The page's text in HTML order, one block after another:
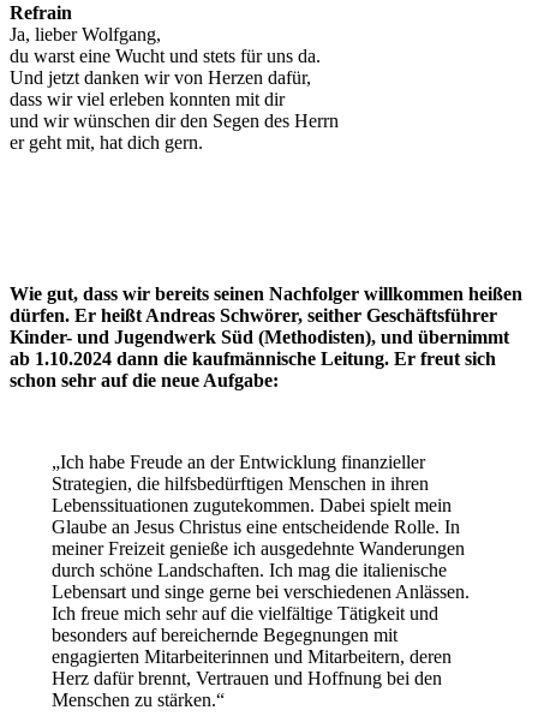
Refrain
Ja, lieber Wolfgang,
du warst eine Wucht und stets für uns da.
Und jetzt danken wir von Herzen dafür,
dass wir viel erleben konnten mit dir
und wir wünschen dir den Segen des Herrn
er geht mit, hat dich gern.
Wie gut, dass wir bereits seinen Nachfolger willkommen heißen
dürfen. Er heißt Andreas Schwörer, seither Geschäftsführer
Kinder- und Jugendwerk Süd (Methodisten), und übernimmt
ab 1.10.2024 dann die kaufmännische Leitung. Er freut sich
schon sehr auf die neue Aufgabe:
„Ich habe Freude an der Entwicklung finanzieller
Strategien, die hilfsbedürftigen Menschen in ihren
Lebenssituationen zugutekommen. Dabei spielt mein
Glaube an Jesus Christus eine entscheidende Rolle. In
meiner Freizeit genieße ich ausgedehnte Wanderungen
durch schöne Landschaften. Ich mag die italienische
Lebensart und singe gerne bei verschiedenen Anlässen.
Ich freue mich sehr auf die vielfältige Tätigkeit und
besonders auf bereichernde Begegnungen mit
engagierten Mitarbeiterinnen und Mitarbeitern, deren
Herz dafür brennt, Vertrauen und Hoffnung bei den
Menschen zu stärken.“